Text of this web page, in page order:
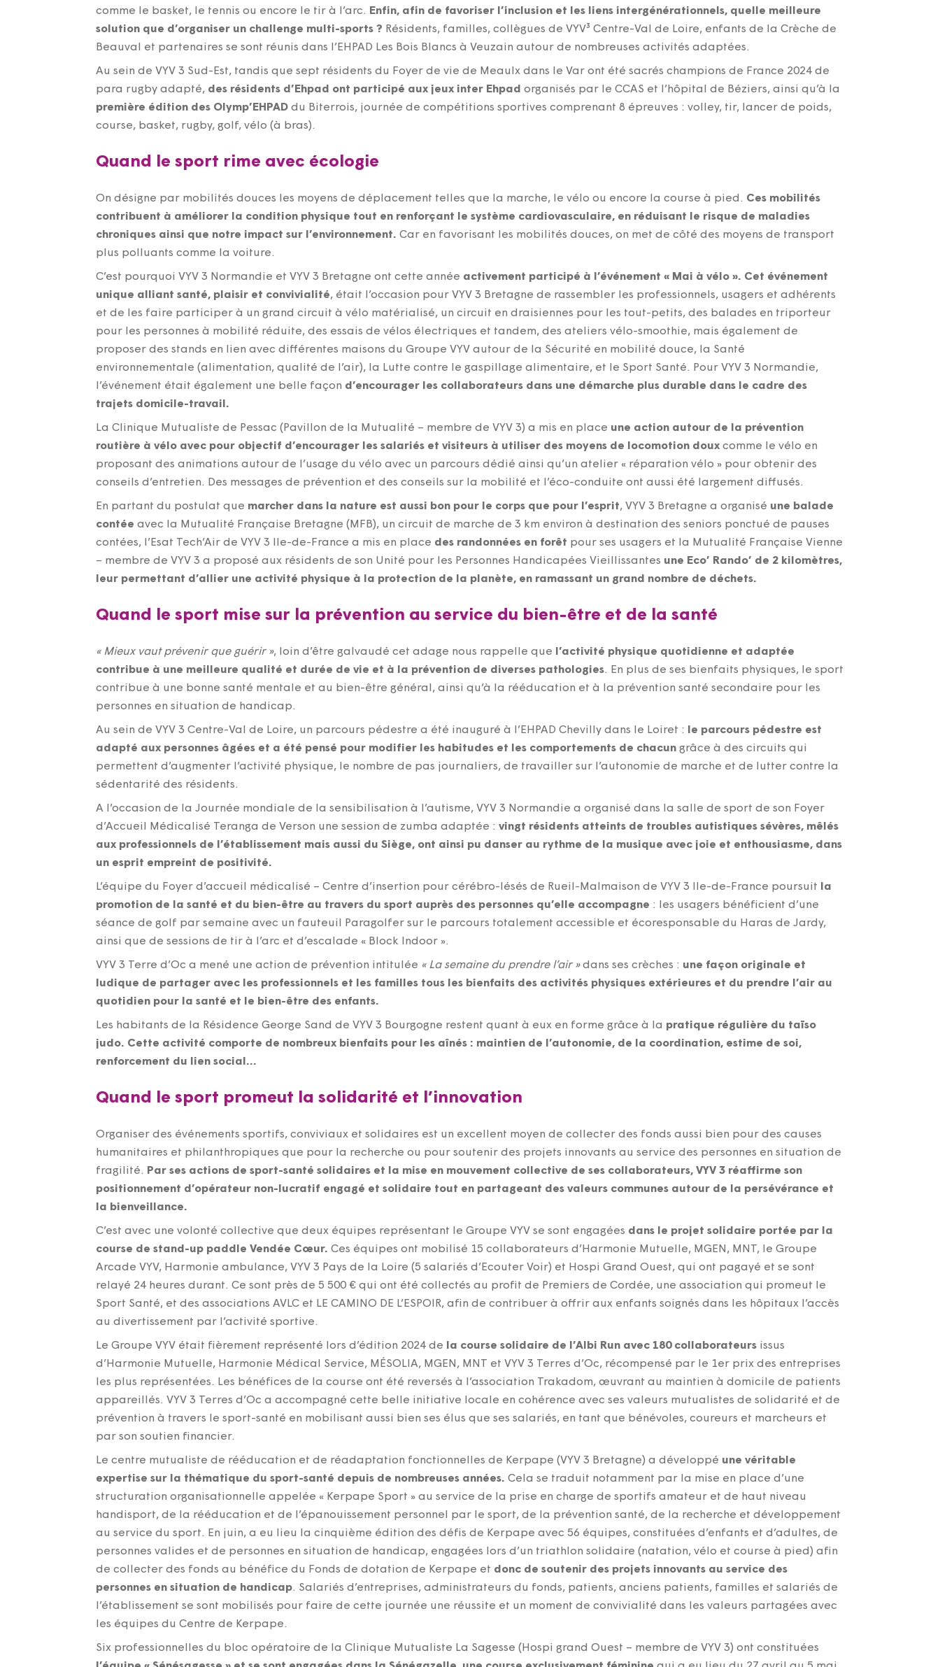
comme le basket, le tennis ou encore le tir à l’arc. Enfin, afin de favoriser l’inclusion et les liens intergénérationnels, quelle meilleure
solution que d’organiser un challenge multi-sports ? Résidents, familles, collègues de VYV³ Centre-Val de Loire, enfants de la Crèche de
Beauval et partenaires se sont réunis dans l’EHPAD Les Bois Blancs à Veuzain autour de nombreuses activités adaptées.
Au sein de VYV 3 Sud-Est, tandis que sept résidents du Foyer de vie de Meaulx dans le Var ont été sacrés champions de France 2024 de
para rugby adapté, des résidents d’Ehpad ont participé aux jeux inter Ehpad organisés par le CCAS et l’hôpital de Béziers, ainsi qu’à la
première édition des Olymp’EHPAD du Biterrois, journée de compétitions sportives comprenant 8 épreuves : volley, tir, lancer de poids,
course, basket, rugby, golf, vélo (à bras).
Quand le sport rime avec écologie
On désigne par mobilités douces les moyens de déplacement telles que la marche, le vélo ou encore la course à pied. Ces mobilités
contribuent à améliorer la condition physique tout en renforçant le système cardiovasculaire, en réduisant le risque de maladies
chroniques ainsi que notre impact sur l’environnement. Car en favorisant les mobilités douces, on met de côté des moyens de transport
plus polluants comme la voiture.
C’est pourquoi VYV 3 Normandie et VYV 3 Bretagne ont cette année activement participé à l’événement « Mai à vélo ». Cet événement
unique alliant santé, plaisir et convivialité, était l’occasion pour VYV 3 Bretagne de rassembler les professionnels, usagers et adhérents
et de les faire participer à un grand circuit à vélo matérialisé, un circuit en draisiennes pour les tout-petits, des balades en triporteur
pour les personnes à mobilité réduite, des essais de vélos électriques et tandem, des ateliers vélo-smoothie, mais également de
proposer des stands en lien avec différentes maisons du Groupe VYV autour de la Sécurité en mobilité douce, la Santé
environnementale (alimentation, qualité de l’air), la Lutte contre le gaspillage alimentaire, et le Sport Santé. Pour VYV 3 Normandie,
l’événement était également une belle façon d’encourager les collaborateurs dans une démarche plus durable dans le cadre des
trajets domicile-travail.
La Clinique Mutualiste de Pessac (Pavillon de la Mutualité – membre de VYV 3) a mis en place une action autour de la prévention
routière à vélo avec pour objectif d’encourager les salariés et visiteurs à utiliser des moyens de locomotion doux comme le vélo en
proposant des animations autour de l’usage du vélo avec un parcours dédié ainsi qu’un atelier « réparation vélo » pour obtenir des
conseils d’entretien. Des messages de prévention et des conseils sur la mobilité et l’éco-conduite ont aussi été largement diffusés.
En partant du postulat que marcher dans la nature est aussi bon pour le corps que pour l’esprit, VYV 3 Bretagne a organisé une balade
contée avec la Mutualité Française Bretagne (MFB), un circuit de marche de 3 km environ à destination des seniors ponctué de pauses
contées, l’Esat Tech’Air de VYV 3 Ile-de-France a mis en place des randonnées en forêt pour ses usagers et la Mutualité Française Vienne
– membre de VYV 3 a proposé aux résidents de son Unité pour les Personnes Handicapées Vieillissantes une Eco’ Rando’ de 2 kilomètres,
leur permettant d’allier une activité physique à la protection de la planète, en ramassant un grand nombre de déchets.
Quand le sport mise sur la prévention au service du bien-être et de la santé
« Mieux vaut prévenir que guérir », loin d’être galvaudé cet adage nous rappelle que l’activité physique quotidienne et adaptée
contribue à une meilleure qualité et durée de vie et à la prévention de diverses pathologies. En plus de ses bienfaits physiques, le sport
contribue à une bonne santé mentale et au bien-être général, ainsi qu’à la rééducation et à la prévention santé secondaire pour les
personnes en situation de handicap.
Au sein de VYV 3 Centre-Val de Loire, un parcours pédestre a été inauguré à l’EHPAD Chevilly dans le Loiret : le parcours pédestre est
adapté aux personnes âgées et a été pensé pour modifier les habitudes et les comportements de chacun grâce à des circuits qui
permettent d’augmenter l’activité physique, le nombre de pas journaliers, de travailler sur l’autonomie de marche et de lutter contre la
sédentarité des résidents.
A l’occasion de la Journée mondiale de la sensibilisation à l’autisme, VYV 3 Normandie a organisé dans la salle de sport de son Foyer
d’Accueil Médicalisé Teranga de Verson une session de zumba adaptée : vingt résidents atteints de troubles autistiques sévères, mêlés
aux professionnels de l’établissement mais aussi du Siège, ont ainsi pu danser au rythme de la musique avec joie et enthousiasme, dans
un esprit empreint de positivité.
L’équipe du Foyer d’accueil médicalisé – Centre d’insertion pour cérébro-lésés de Rueil-Malmaison de VYV 3 Ile-de-France poursuit la
promotion de la santé et du bien-être au travers du sport auprès des personnes qu’elle accompagne : les usagers bénéficient d’une
séance de golf par semaine avec un fauteuil Paragolfer sur le parcours totalement accessible et écoresponsable du Haras de Jardy,
ainsi que de sessions de tir à l’arc et d’escalade « Block Indoor ».
VYV 3 Terre d’Oc a mené une action de prévention intitulée « La semaine du prendre l’air »dans ses crèches : une façon originale et
ludique de partager avec les professionnels et les familles tous les bienfaits des activités physiques extérieures et du prendre l’air au
quotidien pour la santé et le bien-être des enfants.
Les habitants de la Résidence George Sand de VYV 3 Bourgogne restent quant à eux en forme grâce à la pratique régulière du taïso
judo. Cette activité comporte de nombreux bienfaits pour les aînés : maintien de l’autonomie, de la coordination, estime de soi,
renforcement du lien social…
Quand le sport promeut la solidarité et l’innovation
Organiser des événements sportifs, conviviaux et solidaires est un excellent moyen de collecter des fonds aussi bien pour des causes
humanitaires et philanthropiques que pour la recherche ou pour soutenir des projets innovants au service des personnes en situation de
fragilité. Par ses actions de sport-santé solidaires et la mise en mouvement collective de ses collaborateurs, VYV 3 réaffirme son
positionnement d’opérateur non-lucratif engagé et solidaire tout en partageant des valeurs communes autour de la persévérance et
la bienveillance.
C’est avec une volonté collective que deux équipes représentant le Groupe VYV se sont engagées dans le projet solidaire portée par la
course de stand-up paddle Vendée Cœur. Ces équipes ont mobilisé 15 collaborateurs d’Harmonie Mutuelle, MGEN, MNT, le Groupe
Arcade VYV, Harmonie ambulance, VYV 3 Pays de la Loire (5 salariés d’Ecouter Voir) et Hospi Grand Ouest, qui ont pagayé et se sont
relayé 24 heures durant. Ce sont près de 5 500 € qui ont été collectés au profit de Premiers de Cordée, une association qui promeut le
Sport Santé, et des associations AVLC et LE CAMINO DE L’ESPOIR, afin de contribuer à offrir aux enfants soignés dans les hôpitaux l’accès
au divertissement par l’activité sportive.
Le Groupe VYV était fièrement représenté lors d’édition 2024 de la course solidaire de l’Albi Run avec 180 collaborateurs issus
d’Harmonie Mutuelle, Harmonie Médical Service, MÉSOLIA, MGEN, MNT et VYV 3 Terres d’Oc, récompensé par le 1er prix des entreprises
les plus représentées. Les bénéfices de la course ont été reversés à l’association Trakadom, œuvrant au maintien à domicile de patients
appareillés. VYV 3 Terres d’Oc a accompagné cette belle initiative locale en cohérence avec ses valeurs mutualistes de solidarité et de
prévention à travers le sport-santé en mobilisant aussi bien ses élus que ses salariés, en tant que bénévoles, coureurs et marcheurs et
par son soutien financier.
Le centre mutualiste de rééducation et de réadaptation fonctionnelles de Kerpape (VYV 3 Bretagne) a développé une véritable
expertise sur la thématique du sport-santé depuis de nombreuses années. Cela se traduit notamment par la mise en place d’une
structuration organisationnelle appelée « Kerpape Sport » au service de la prise en charge de sportifs amateur et de haut niveau
handisport, de la rééducation et de l’épanouissement personnel par le sport, de la prévention santé, de la recherche et développement
au service du sport. En juin, a eu lieu la cinquième édition des défis de Kerpape avec 56 équipes, constituées d’enfants et d’adultes, de
personnes valides et de personnes en situation de handicap, engagées lors d’un triathlon solidaire (natation, vélo et course à pied) afin
de collecter des fonds au bénéfice du Fonds de dotation de Kerpape et donc de soutenir des projets innovants au service des
personnes en situation de handicap. Salariés d’entreprises, administrateurs du fonds, patients, anciens patients, familles et salariés de
l’établissement se sont mobilisés pour faire de cette journée une réussite et un moment de convivialité dans les valeurs partagées avec
les équipes du Centre de Kerpape.
Six professionnelles du bloc opératoire de la Clinique Mutualiste La Sagesse (Hospi grand Ouest – membre de VYV 3) ont constituées